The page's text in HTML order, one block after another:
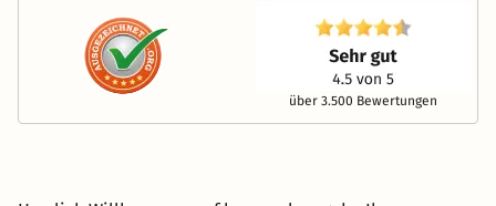
über 3.500 Bewertungen